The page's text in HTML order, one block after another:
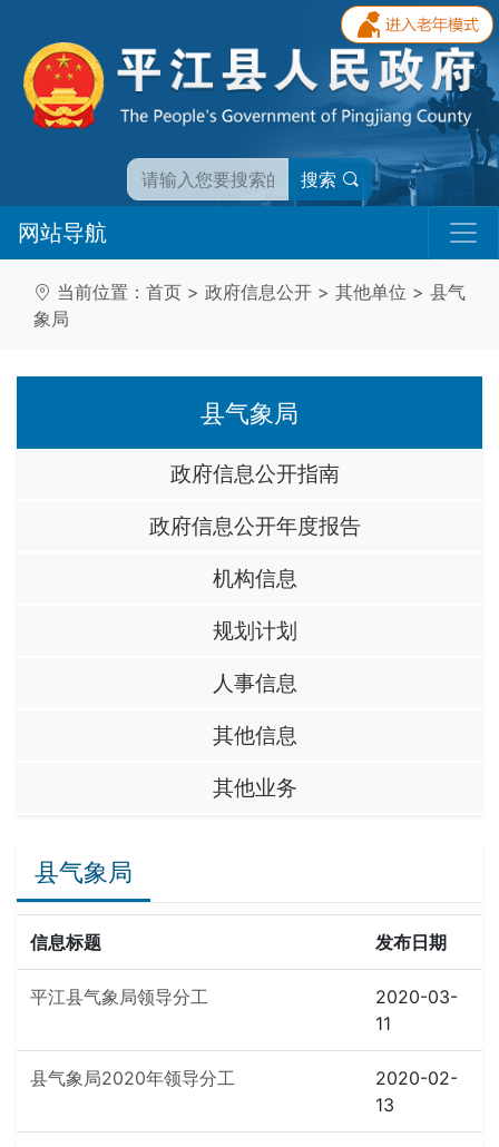
搜索
网站导航
当前位置： 首页 > 政府信息公开 > 其他单位 > 县气
象局
县气象局
政府信息公开指南
政府信息公开年度报告
机构信息
规划计划
人事信息
其他信息
其他业务
县气象局
信息标题 发布日期
平江县气象局领导分工
2020-03-
11
县气象局2020年领导分工
2020-02-
13